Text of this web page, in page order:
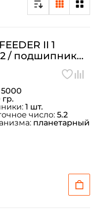
II 1
5000
1 шт.
число: 5.2
планетарный